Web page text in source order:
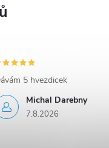
Michal Darebny
7.8.2026
5 hvezdicek